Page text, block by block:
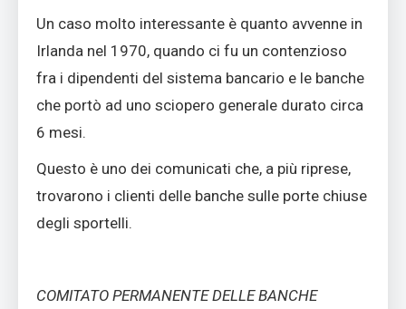
Un caso molto interessante è quanto avvenne in
Irlanda nel 1970, quando ci fu un contenzioso
fra i dipendenti del sistema bancario e le banche
che portò ad uno sciopero generale durato circa
6 mesi.
Questo è uno dei comunicati che, a più riprese,
trovarono i clienti delle banche sulle porte chiuse
degli sportelli.
COMITATO PERMANENTE DELLE BANCHE